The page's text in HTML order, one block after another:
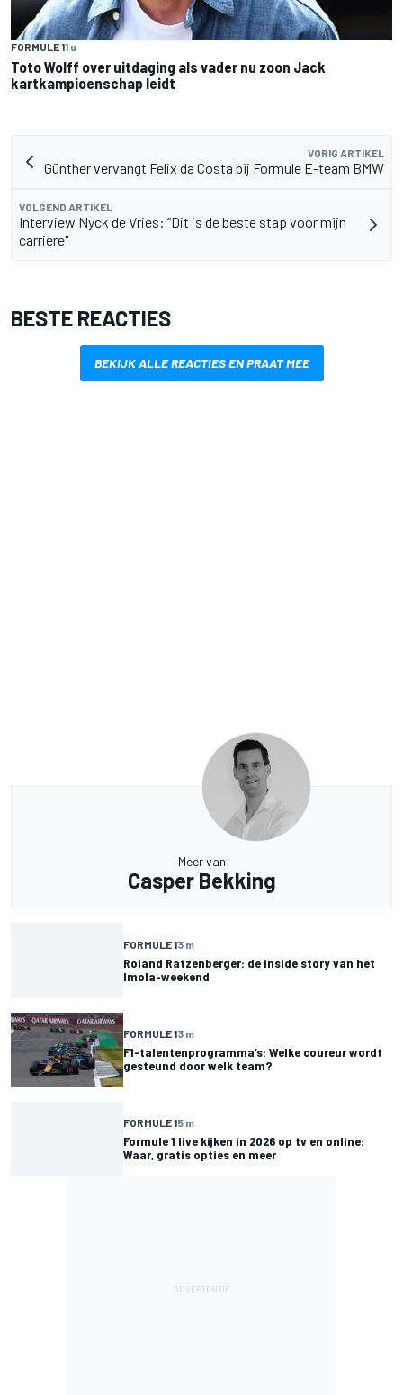
FORMULE 11 u
Toto Wolff over uitdaging als vader nu zoon Jack
kartkampioenschap leidt
VORIG ARTIKEL
Günther vervangt Felix da Costa bij Formule E-team BMW
VOLGEND ARTIKEL
Interview Nyck de Vries: “Dit is de beste stap voor mijn
carrière"
BESTE REACTIES
BEKIJK ALLE REACTIES EN PRAAT MEE
Meer van
Casper Bekking
FORMULE 13 m
Roland Ratzenberger: de inside story van het
Imola-weekend
FORMULE 13 m
F1-talentenprogramma’s: Welke coureur wordt
gesteund door welk team?
FORMULE 15 m
Formule 1 live kijken in 2026 op tv en online:
Waar, gratis opties en meer